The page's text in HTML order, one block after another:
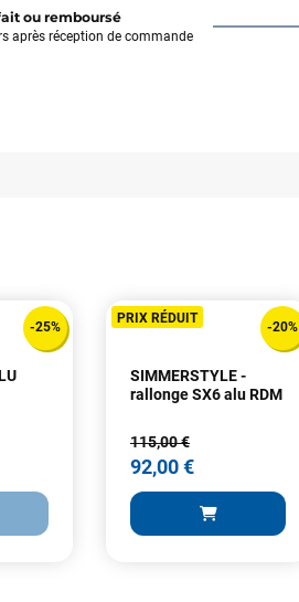
ou remboursé
après réception de commande
-25%
PRIX RÉDUIT
-20%
SIMMERSTYLE -
rallonge SX6 alu RDM
115,00 €
92,00 €